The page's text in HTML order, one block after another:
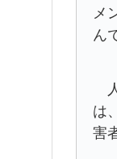
メ
ん
は
害